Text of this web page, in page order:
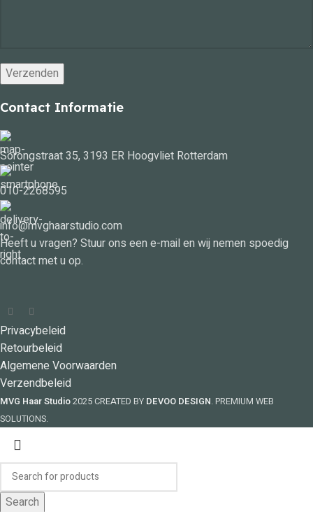
Contact Informatie
Sorongstraat 35, 3193 ER Hoogvliet Rotterdam
010-2268595
info@mvghaarstudio.com
Heeft u vragen? Stuur ons een e-mail en wij nemen spoedig
contact met u op.
Privacybeleid
Retourbeleid
Algemene Voorwaarden
Verzendbeleid
MVG Haar Studio2025 CREATED BY DEVOO DESIGN. PREMIUM WEB
SOLUTIONS.
Search